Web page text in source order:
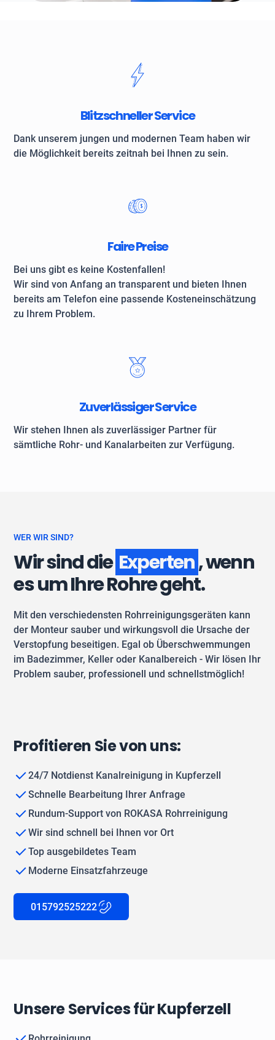
Blitzschneller Service
Dank unserem jungen und modernen Team haben wir
die Möglichkeit bereits zeitnah bei Ihnen zu sein.
Faire Preise
Bei uns gibt es keine Kostenfallen!
Wir sind von Anfang an transparent und bieten Ihnen
bereits am Telefon eine passende Kosteneinschätzung
zu Ihrem Problem.
Zuverlässiger Service
Wir stehen Ihnen als zuverlässiger Partner für
sämtliche Rohr- und Kanalarbeiten zur Verfügung.
WER WIR SIND?
Wir sind die Experten, wenn
es um Ihre Rohre geht.
Mit den verschiedensten Rohrreinigungsgeräten kann
der Monteur sauber und wirkungsvoll die Ursache der
Verstopfung beseitigen. Egal ob Überschwemmungen
im Badezimmer, Keller oder Kanalbereich - Wir lösen Ihr
Problem sauber, professionell und schnellstmöglich!
Profitieren Sie von uns:
24/7 Notdienst Kanalreinigung in Kupferzell
Schnelle Bearbeitung Ihrer Anfrage
Rundum-Support von ROKASA Rohrreinigung
Wir sind schnell bei Ihnen vor Ort
Top ausgebildetes Team
Moderne Einsatzfahrzeuge
015792525222
Unsere Services für Kupferzell